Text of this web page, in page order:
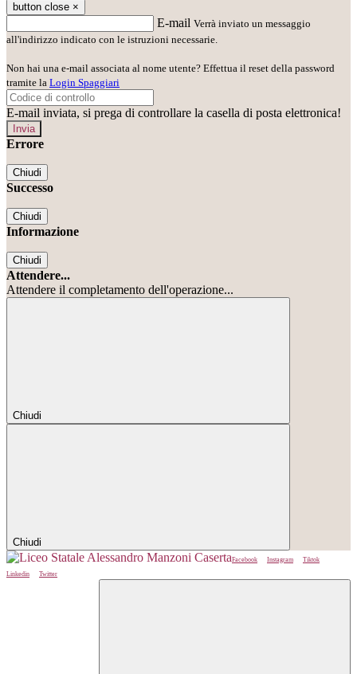
button close ×
E-mail Verrà inviato un messaggio
all'indirizzo indicato con le istruzioni necessarie.
Non hai una e-mail associata al nome utente? Effettua il reset della password
tramite la Login Spaggiari
E-mail inviata, si prega di controllare la casella di posta elettronica!
Errore
Chiudi
Successo
Chiudi
Informazione
Chiudi
Attendere...
Attendere il completamento dell'operazione...
Chiudi
Chiudi
Facebook Instagram
Tiktok
Linkedin
Twitter